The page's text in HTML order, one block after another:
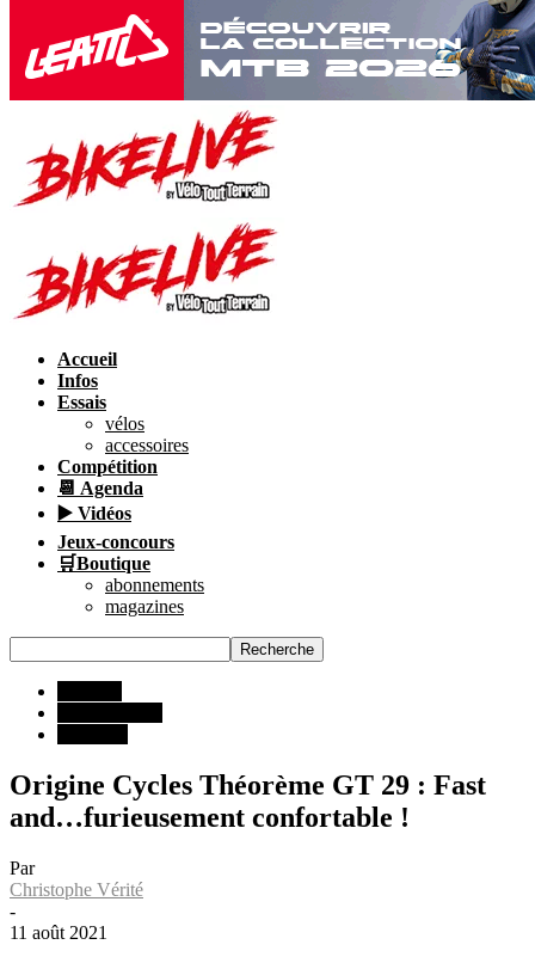
Accueil
Infos
Essais
vélos
accessoires
Compétition
📆 Agenda
▶️ Vidéos
Jeux-concours
🛒Boutique
abonnements
magazines
Origine Cycles Théorème GT 29 : Fast
and…furieusement confortable !
Par
Christophe Vérité
-
11 août 2021